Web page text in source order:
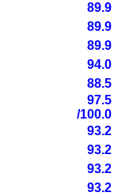
89.9
89.9
89.9
94.0
88.5
97.5
/100.0
93.2
93.2
93.2
93.2